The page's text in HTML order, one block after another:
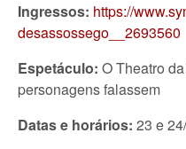
Ingressos: https://
desassossego__2693560
Espetáculo: O Theatro
personagens falassem
Datas e horários: 23 e